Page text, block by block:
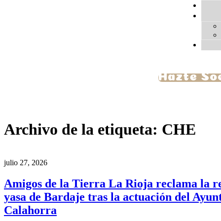
Hazte
Archivo de la etiqueta: CHE
julio 27, 2026
Amigos de la Tierra La Rioja reclama la
yasa de Bardaje tras la actuación del
Calahorra